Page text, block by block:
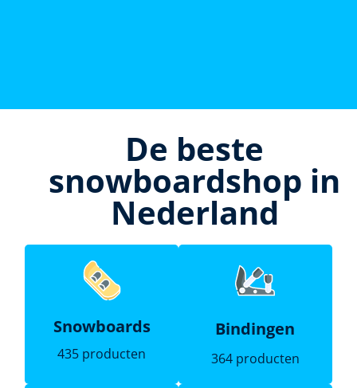
De beste
snowboardshop in
Nederland
Snowboards
435 producten
Bindingen
364 producten